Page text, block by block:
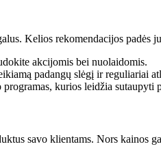
Kelios rekomendacijos padės
akcijomis bei nuolaidomis.
padangų slėgį ir reguliariai
kurios leidžia sutaupyti
savo klientams. Nors